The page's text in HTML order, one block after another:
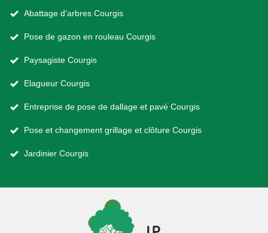
Abattage d'arbres Courgis
Pose de gazon en rouleau Courgis
Paysagiste Courgis
Elagueur Courgis
Entreprise de pose de dallage et pavé Courgis
Pose et changement grillage et clôture Courgis
Jardinier Courgis